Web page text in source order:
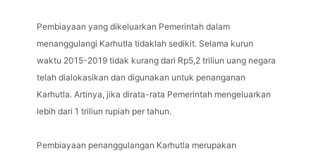
Pembiayaan yang dikeluarkan Pemerintah dalam
menanggulangi Karhutla tidaklah sedikit. Selama kurun
waktu 2015-2019 tidak kurang dari Rp5,2 triliun uang negara
telah dialokasikan dan digunakan untuk penanganan
Karhutla. Artinya, jika dirata-rata Pemerintah mengeluarkan
lebih dari 1 triliun rupiah per tahun.
Pembiayaan penanggulangan Karhutla merupakan